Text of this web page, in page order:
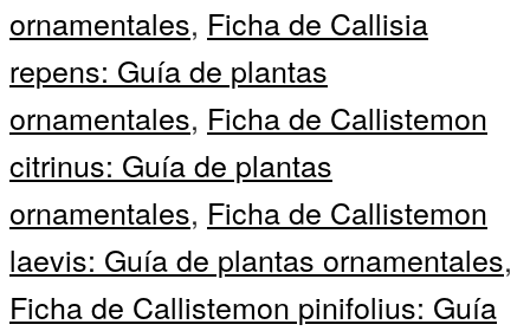
ornamentales, Ficha de Callisia
repens: Guía de plantas
ornamentales, Ficha de Callistemon
citrinus: Guía de plantas
ornamentales, Ficha de Callistemon
laevis: Guía de plantas ornamentales,
Ficha de Callistemon pinifolius: Guía